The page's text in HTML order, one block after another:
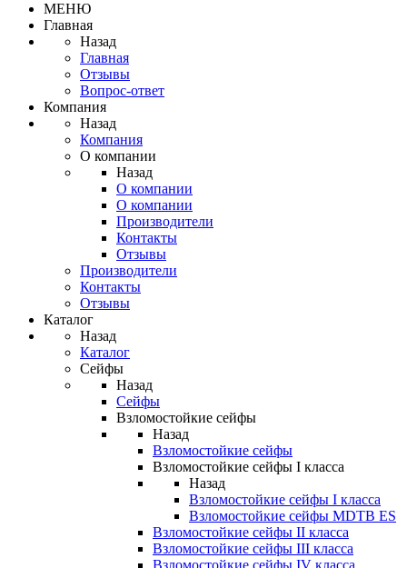
МЕНЮ
Главная
Назад
Главная
Отзывы
Вопрос-ответ
Компания
Назад
Компания
О компании
Назад
О компании
О компании
Производители
Контакты
Отзывы
Производители
Контакты
Отзывы
Каталог
Назад
Каталог
Сейфы
Назад
Сейфы
Взломостойкие сейфы
Назад
Взломостойкие сейфы
Взломостойкие сейфы I класса
Назад
Взломостойкие сейфы I класса
Взломостойкие сейфы MDTB ES
Взломостойкие сейфы II класса
Взломостойкие сейфы III класса
Взломостойкие сейфы IV класса